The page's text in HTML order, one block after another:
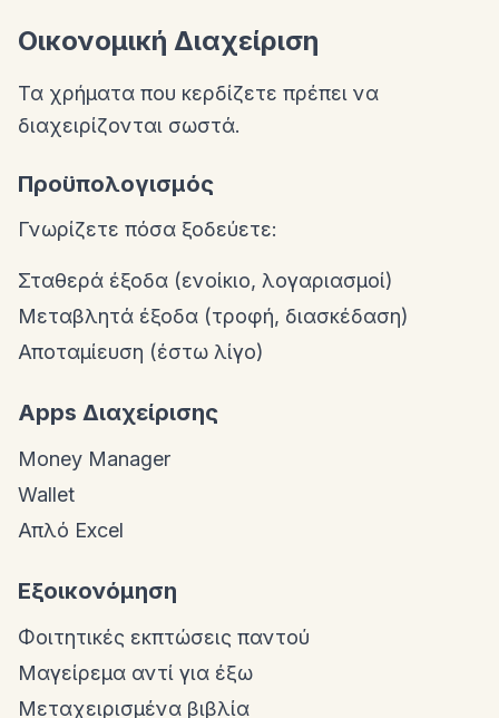
Οικονομική Διαχείριση
Τα χρήματα που κερδίζετε πρέπει να
διαχειρίζονται σωστά.
Προϋπολογισμός
Γνωρίζετε πόσα ξοδεύετε:
Σταθερά έξοδα (ενοίκιο, λογαριασμοί)
Μεταβλητά έξοδα (τροφή, διασκέδαση)
Αποταμίευση (έστω λίγο)
Apps Διαχείρισης
Money Manager
Wallet
Απλό Excel
Εξοικονόμηση
Φοιτητικές εκπτώσεις παντού
Μαγείρεμα αντί για έξω
Μεταχειρισμένα βιβλία